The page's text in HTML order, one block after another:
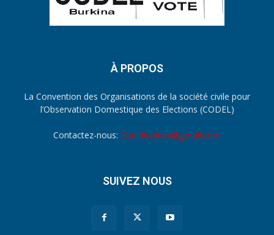
À PROPOS
La Convention des Organisations de la société civile pour
l’Observation Domestique des Elections (CODEL)
Contactez-nous: Codelburkina@gmail.com
SUIVEZ NOUS